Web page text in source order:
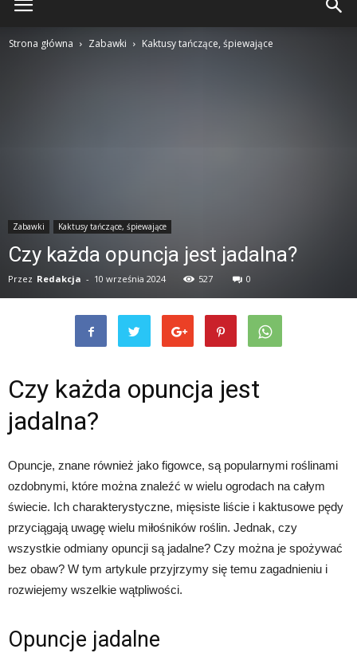
Strona główna Zabawki Kaktusy tańczące, śpiewające
Zabawki Kaktusy tańczące, śpiewające
Czy każda opuncja jest jadalna?
Przez Redakcja - 10 września 2024 527 0
Czy każda opuncja jest
jadalna?
Opuncje, znane również jako figowce, są popularnymi roślinami
ozdobnymi, które można znaleźć w wielu ogrodach na całym
świecie. Ich charakterystyczne, mięsiste liście i kaktusowe pędy
przyciągają uwagę wielu miłośników roślin. Jednak, czy
wszystkie odmiany opuncji są jadalne? Czy można je spożywać
bez obaw? W tym artykule przyjrzymy się temu zagadnieniu i
rozwiejemy wszelkie wątpliwości.
Opuncje jadalne